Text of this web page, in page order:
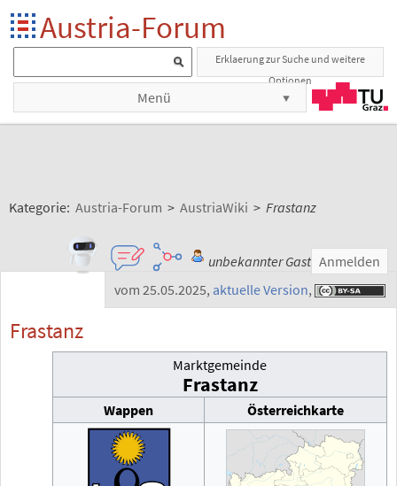
Austria-Forum
Erklaerung zur Suche und weitere
Optionen
Menü
Kategorie: Austria-Forum > AustriaWiki > Frastanz
unbekannter Gast Anmelden
vom 25.05.2025, aktuelle Version,
Frastanz
Marktgemeinde
Frastanz
Wappen Österreichkarte